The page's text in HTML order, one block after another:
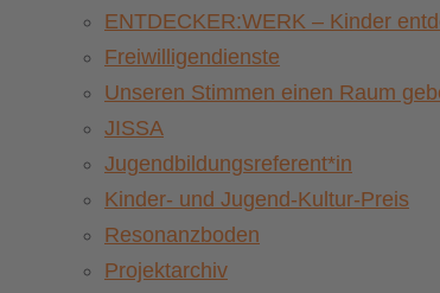
ENTDECKER:WERK – Kinder
Freiwilligendienste
Unseren Stimmen einen Raum
JISSA
Jugendbildungsreferent*in
Kinder- und Jugend-Kultur-Preis
Resonanzboden
Projektarchiv